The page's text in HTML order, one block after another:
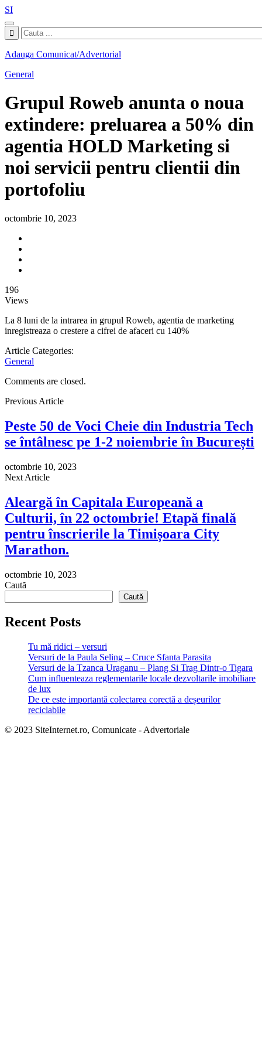
SI
Adauga Comunicat/Advertorial
General
Grupul Roweb anunta o noua
extindere: preluarea a 50% din
agentia HOLD Marketing si
noi servicii pentru clientii din
portofoliu
octombrie 10, 2023
196
Views
La 8 luni de la intrarea in grupul Roweb, agentia de marketing
inregistreaza o crestere a cifrei de afaceri cu 140%
Article Categories:
General
Comments are closed.
Previous Article
Peste 50 de Voci Cheie din Industria Tech
se întâlnesc pe 1-2 noiembrie în București
octombrie 10, 2023
Next Article
Aleargă în Capitala Europeană a
Culturii, în 22 octombrie! Etapă finală
pentru înscrierile la Timișoara City
Marathon.
octombrie 10, 2023
Caută
Caută
Recent Posts
Tu mă ridici – versuri
Versuri de la Paula Seling – Cruce Sfanta Parasita
Versuri de la Tzanca Uraganu – Plang Si Trag Dintr-o Tigara
Cum influenteaza reglementarile locale dezvoltarile imobiliare
de lux
De ce este importantă colectarea corectă a deșeurilor
reciclabile
© 2023 SiteInternet.ro, Comunicate - Advertoriale